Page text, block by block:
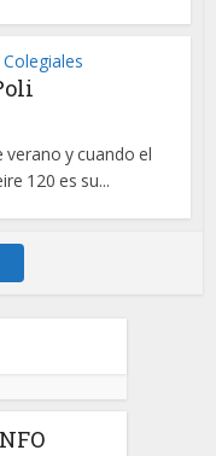
y cuando el
120 es su...